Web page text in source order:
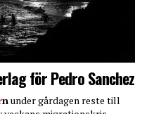
för Pedro Sanchez
nunder gårdagen reste till